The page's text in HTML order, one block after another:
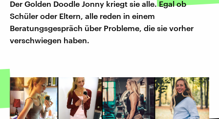
Der Golden Doodle Jonny kriegt sie alle. Egal ob
Schüler oder Eltern, alle reden in einem
Beratungsgespräch über Probleme, die sie vorher
verschwiegen haben.